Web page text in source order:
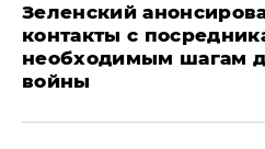
Зеленский
контакты с
необходимым шагам
войны